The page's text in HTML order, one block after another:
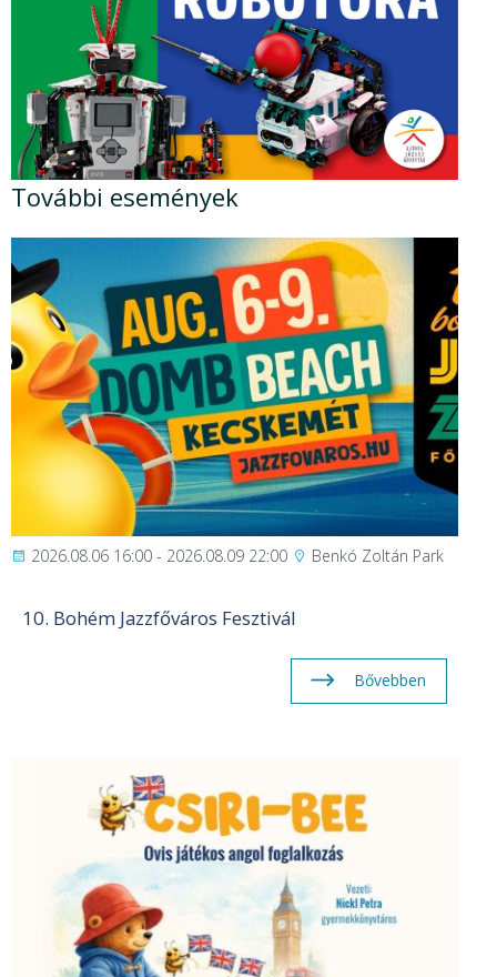
További események
2026.08.06 16:00 - 2026.08.09 22:00 Benkó Zoltán Park
10. Bohém Jazzfőváros Fesztivál
Bővebben